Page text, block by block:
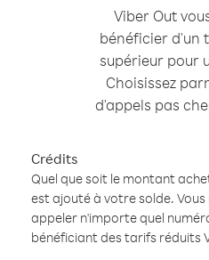
Viber Out
bénéficier d'un
supérieur pour
Choisissez
d'appels pas
Crédits
Quel que soit le montant
est ajouté à votre solde.
appeler n'importe quel
bénéficiant des tarifs réduits